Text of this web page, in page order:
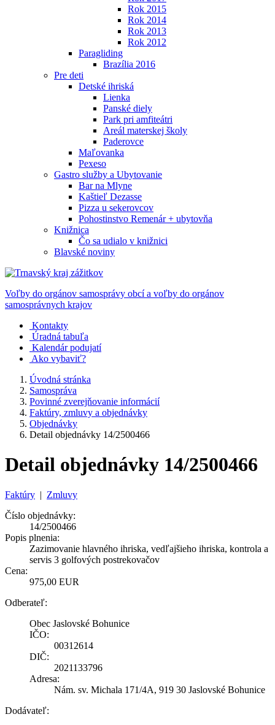
Rok 2015
Rok 2014
Rok 2013
Rok 2012
Paragliding
Brazília 2016
Pre deti
Detské ihriská
Lienka
Panské diely
Park pri amfiteátri
Areál materskej školy
Paderovce
Maľovanka
Pexeso
Gastro služby a Ubytovanie
Bar na Mlyne
Kaštieľ Dezasse
Pizza u sekerovcov
Pohostinstvo Remenár + ubytovňa
Knižnica
Čo sa udialo v knižnici
Blavské noviny
Voľby do orgánov samosprávy obcí a voľby do orgánov
samosprávnych krajov
Kontakty
Úradná tabuľa
Kalendár podujatí
Ako vybaviť?
Úvodná stránka
Samospráva
Povinné zverejňovanie informácií
Faktúry, zmluvy a objednávky
Objednávky
Detail objednávky 14/2500466
Detail objednávky 14/2500466
Faktúry | Zmluvy
Číslo objednávky:
14/2500466
Popis plnenia:
Zazimovanie hlavného ihriska, vedľajšieho ihriska, kontrola a
servis 3 golfových postrekovačov
Cena:
975,00 EUR
Odberateľ:
Obec Jaslovské Bohunice
IČO:
00312614
DIČ:
2021133796
Adresa:
Nám. sv. Michala 171/4A, 919 30 Jaslovské Bohunice
Dodávateľ: